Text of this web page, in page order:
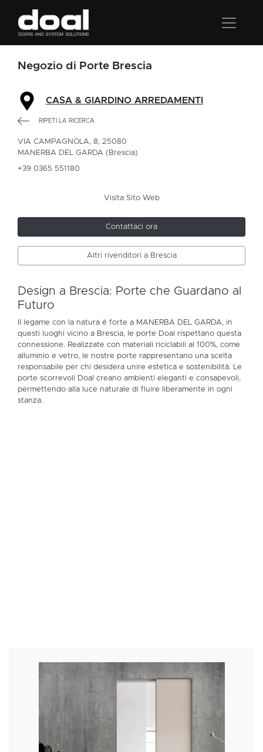
Negozio di Porte Brescia
CASA & GIARDINO ARREDAMENTI
RIPETI LA RICERCA
VIA CAMPAGNOLA, 8, 25080
MANERBA DEL GARDA (Brescia)
+39 0365 551180
Visita Sito Web
Contattaci ora
Altri rivenditori a Brescia
Design a Brescia: Porte che Guardano al
Futuro
Il legame con la natura è forte a MANERBA DEL GARDA, in
questi luoghi vicino a Brescia, le porte Doal rispettano questa
connessione. Realizzate con materiali riciclabili al 100%, come
alluminio e vetro, le nostre porte rappresentano una scelta
responsabile per chi desidera unire estetica e sostenibilità. Le
porte scorrevoli Doal creano ambienti eleganti e consapevoli,
permettendo alla luce naturale di fluire liberamente in ogni
stanza.